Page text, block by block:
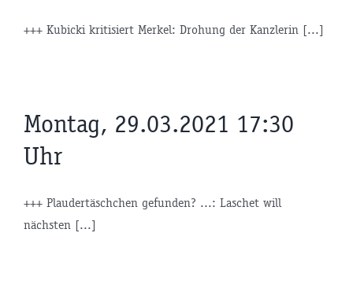
+++ Kubicki kritisiert Merkel: Drohung der Kanzlerin [...]
Montag, 29.03.2021 17:30
Uhr
+++ Plaudertäschchen gefunden? ...: Laschet will
nächsten [...]